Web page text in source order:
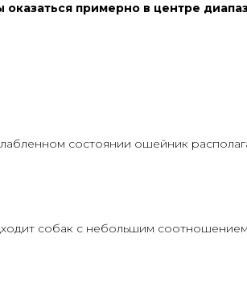
примерно в центре
состоянии ошейник
собак с небольшим